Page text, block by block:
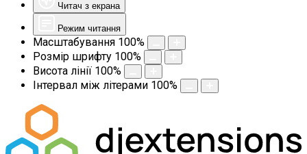
Читач з екрана
Режим читання
Масштабування 100%
Розмір шрифту 100%
Висота лінії 100%
Інтервал між літерами 100%